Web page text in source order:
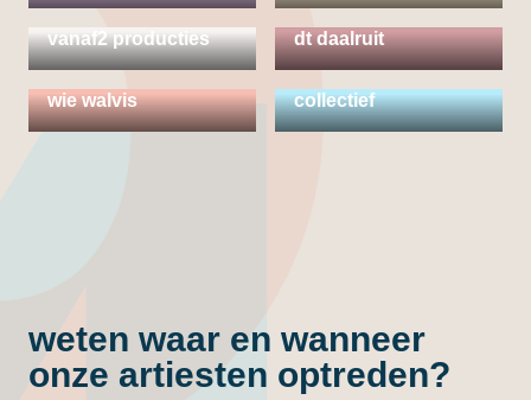
vanaf2 producties
vanaf2 producties &
dt daalruit
wie walvis
wonderland
collectief
weten waar en wanneer
onze artiesten optreden?